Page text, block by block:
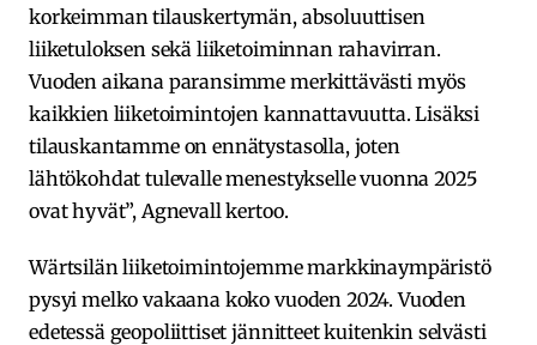
korkeimman tilauskertymän, absoluuttisen
liiketuloksen sekä liiketoiminnan rahavirran.
Vuoden aikana paransimme merkittävästi myös
kaikkien liiketoimintojen kannattavuutta. Lisäksi
tilauskantamme on ennätystasolla, joten
lähtökohdat tulevalle menestykselle vuonna 2025
ovat hyvät”, Agnevall kertoo.
Wärtsilän liiketoimintojemme markkinaympäristö
pysyi melko vakaana koko vuoden 2024. Vuoden
edetessä geopoliittiset jännitteet kuitenkin selvästi